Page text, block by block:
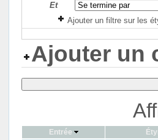
Et
Ajouter un filtre sur les
Ajouter un
Entrée